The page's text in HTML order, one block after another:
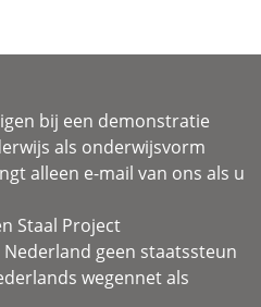
bij een demonstratie
als onderwijsvorm
alleen e-mail van ons als u
Staal Project
Nederland geen staatssteun
wegennet als